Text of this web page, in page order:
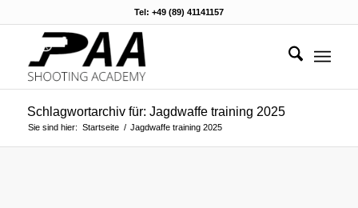
Tel: +49 (89) 41141157
Schlagwortarchiv für: Jagdwaffe training 2025
Sie sind hier: Startseite / Jagdwaffe training 2025